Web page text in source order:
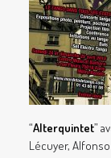
“Alterquintet”
Lécuyer,